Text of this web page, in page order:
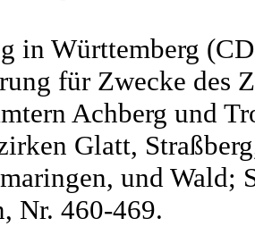
in Württemberg
für Zwecke des
Achberg und
Glatt,
und Wald;
Nr. 460-469.